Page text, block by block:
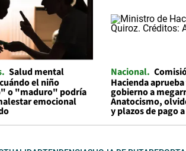
Salud mental
el niño
o "maduro" podría
emocional
Nacional
Hacienda
gobierno a
Anatocismo,
y plazos de pago